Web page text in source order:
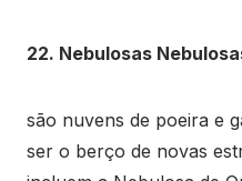
22. Nebulosas
são nuvens de poeira e
ser o berço de novas